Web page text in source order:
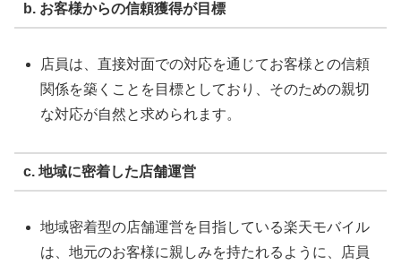
b. お客様からの信頼獲得が目標
店員は、直接対面での対応を通じてお客様との信頼
関係を築くことを目標としており、そのための親切
な対応が自然と求められます。
c. 地域に密着した店舗運営
地域密着型の店舗運営を目指している楽天モバイル
は、地元のお客様に親しみを持たれるように、店員